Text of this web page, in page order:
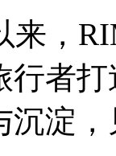
来，
行者
沉淀